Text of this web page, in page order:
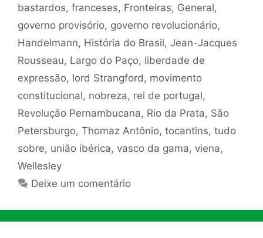
bastardos, franceses, Fronteiras, General,
governo provisório, governo revolucionário,
Handelmann, História do Brasil, Jean-Jacques
Rousseau, Largo do Paço, liberdade de
expressão, lord Strangford , movimento
constitucional, nobreza, rei de portugal,
Revolução Pernambucana, Rio da Prata, São
Petersburgo, Thomaz Antônio, tocantins, tudo
sobre, união ibérica, vasco da gama, viena,
Wellesley
Deixe um comentário